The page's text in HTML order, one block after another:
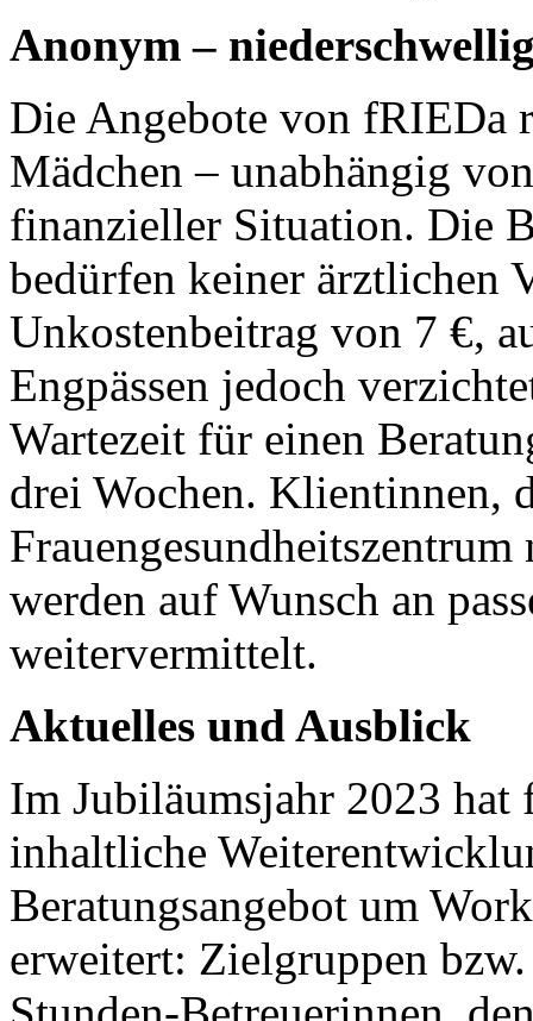
Anonym –
Die Angebote von fRIEDa
Mädchen – unabhängig
finanzieller Situation. Die
bedürfen keiner ärztlichen
Unkostenbeitrag von 7 €,
Engpässen jedoch
Wartezeit für einen
drei Wochen. Klientinnen,
werden auf Wunsch an
weitervermittelt.
Aktuelles und Ausblick
Im Jubiläumsjahr 2023
inhaltliche
Beratungsangebot um
erweitert: Zielgruppen